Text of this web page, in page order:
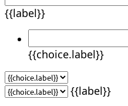
{{label}}
{{choice.label}}
{{label}}